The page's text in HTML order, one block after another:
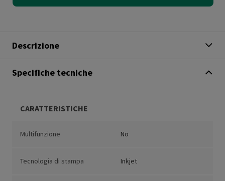
Descrizione
Specifiche tecniche
CARATTERISTICHE
Multifunzione No
Tecnologia di stampa Inkjet